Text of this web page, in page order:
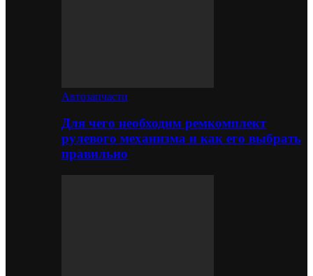
Автозапчасти
Для чего необходим ремкомплект
рулевого механизма и как его выбрать
правильно